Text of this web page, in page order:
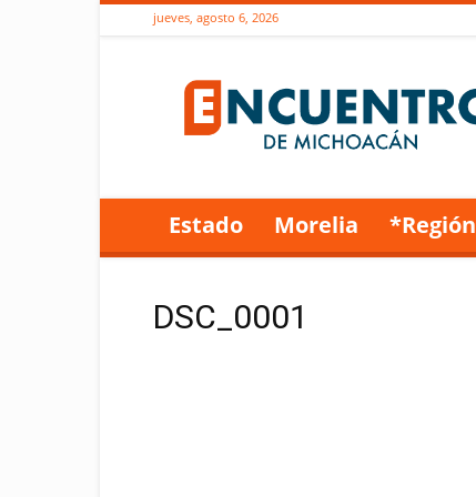
jueves, agosto 6, 2026
de
Michoacán
Estado Morelia *Región
DSC_0001